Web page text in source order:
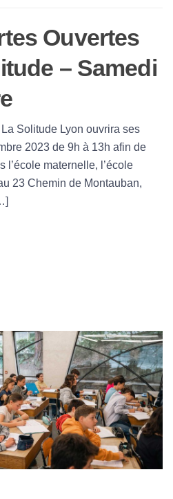
Ouvertes
– Samedi
Solitude Lyon ouvrira ses
2023 de 9h à 13h afin de
l’école maternelle, l’école
23 Chemin de Montauban,